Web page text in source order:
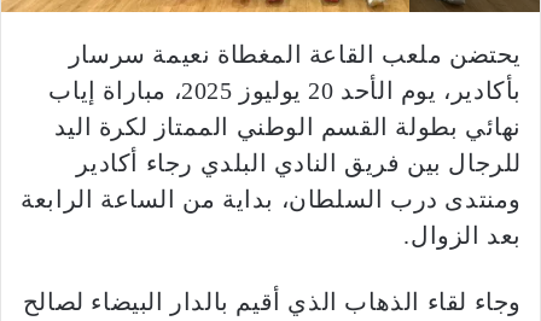
يحتضن ملعب القاعة المغطاة نعيمة سرسار
بأكادير، يوم الأحد 20 يوليوز 2025، مباراة إياب
نهائي بطولة القسم الوطني الممتاز لكرة اليد
للرجال بين فريق النادي البلدي رجاء أكادير
ومنتدى درب السلطان، بداية من الساعة الرابعة
بعد الزوال.
وجاء لقاء الذهاب الذي أقيم بالدار البيضاء لصالح